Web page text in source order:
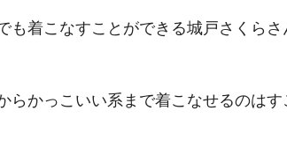
も着こなすことができる城戸さくらさ
らかっこいい系まで着こなせるのはす